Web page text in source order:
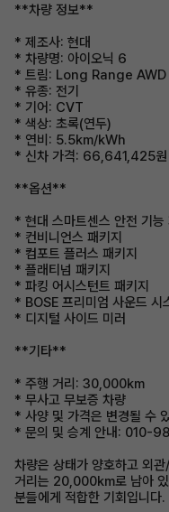
**차량 정보**
* 제조사: 현대
* 차량명: 아이오닉 6
* 트림: Long Range AWD
* 유종: 전기
* 기어: CVT
* 색상: 초록(연두)
* 연비: 5.5km/kWh
* 신차 가격: 66,641,425원
**옵션**
* 현대 스마트센스 안전 기능
* 컨비니언스 패키지
* 컴포트 플러스 패키지
* 플래티넘 패키지
* 파킹 어시스턴트 패키지
* BOSE 프리미엄 사운드 시
* 디지털 사이드 미러
**기타**
* 주행 거리: 30,000km
* 무사고 무보증 차량
* 사양 및 가격은 변경될 수
* 문의 및 승계 안내: 010-
차량은 상태가 양호하고 외
거리는 20,000km로 남아
분들에게 적합한 기회입니다.